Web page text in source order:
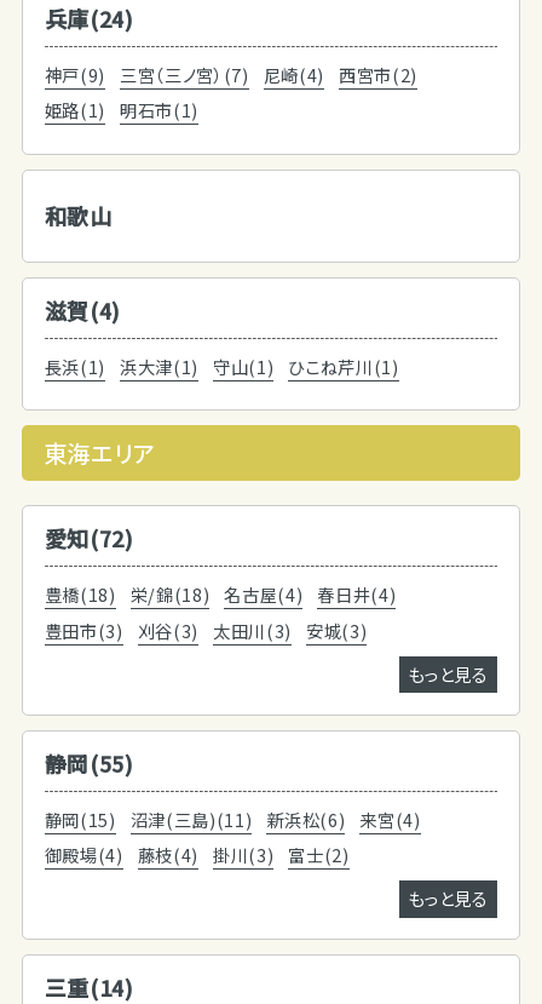
兵庫(24)
神戸(9) 三宮（三ノ宮）(7) 尼崎(4)
西宮市(2)
姫路(1)
明石市(1)
和歌山
滋賀(4)
長浜(1) 浜大津(1) 守山(1) ひこね芹川(1)
東海エリア
愛知(72)
豊橋(18) 栄/錦(18) 名古屋(4)
春日井(4)
豊田市(3)
刈谷(3) 太田川(3)
安城(3)
もっと見る
静岡(55)
静岡(15) 沼津(三島)(11) 新浜松(6)
来宮(4)
御殿場(4)
藤枝(4) 掛川(3)
富士(2)
もっと見る
三重(14)